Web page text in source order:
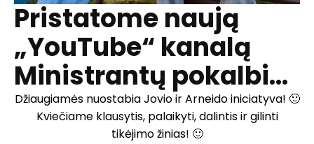
Pristatome naują
„YouTube“ kanalą
Ministrantų pokalbi...
Džiaugiamės nuostabia Jovio ir Arneido iniciatyva! 🙂
Kviečiame klausytis, palaikyti, dalintis ir gilinti
tikėjimo žinias! 🙂